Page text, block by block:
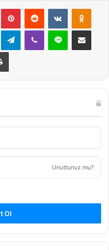
PinterestReddit VKontakte
TelegramViber Line E-Posta ile
Yazdır
Unuttunuz mu?
Ol